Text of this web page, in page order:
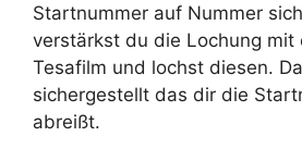
Startnummer auf Nummer
verstärkst du die Lochung mit
Tesafilm und lochst diesen.
sichergestellt das dir die
abreißt.